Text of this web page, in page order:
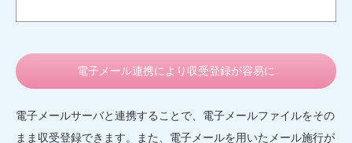
電子メール連携により収受登録が容易に
電子メールサーバと連携することで、電子メールファイルをその
まま収受登録できます。また、電子メールを用いたメール施行が